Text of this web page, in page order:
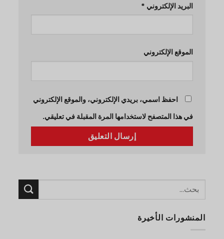
البريد الإلكتروني *
الموقع الإلكتروني
احفظ اسمي، بريدي الإلكتروني، والموقع الإلكتروني
في هذا المتصفح لاستخدامها المرة المقبلة في تعليقي.
المنشورات الأخيرة